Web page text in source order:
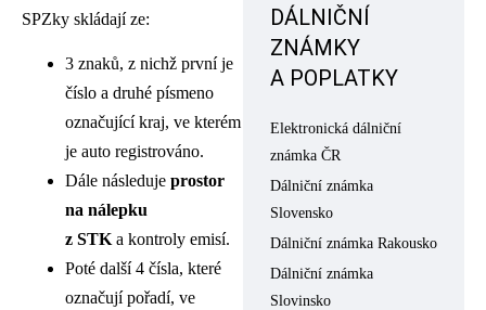
SPZky skládají ze:
3 znaků, z nichž první je
číslo a druhé písmeno
označující kraj, ve kterém
je auto registrováno.
Dále následuje prostor
na nálepku
z STK a kontroly emisí.
Poté další 4 čísla, které
označují pořadí, ve
DÁLNIČNÍ
ZNÁMKY
A POPLATKY
Elektronická dálniční
známka ČR
Dálniční známka
Slovensko
Dálniční známka Rakousko
Dálniční známka
Slovinsko